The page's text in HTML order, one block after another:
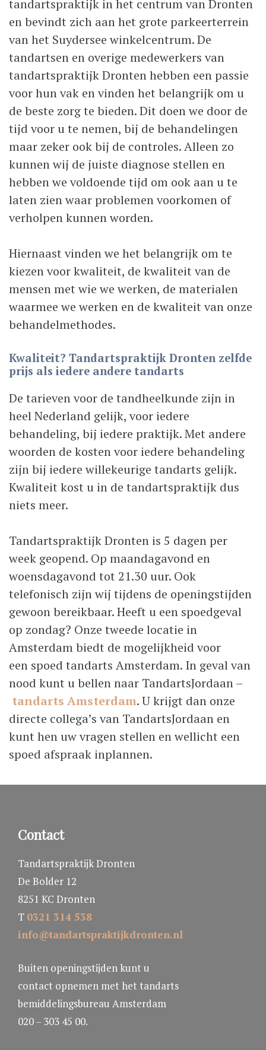
tandartspraktijk in het centrum van Dronten
en bevindt zich aan het grote parkeerterrein
van het Suydersee winkelcentrum. De
tandartsen en overige medewerkers van
tandartspraktijk Dronten hebben een passie
voor hun vak en vinden het belangrijk om u
de beste zorg te bieden. Dit doen we door de
tijd voor u te nemen, bij de behandelingen
maar zeker ook bij de controles. Alleen zo
kunnen wij de juiste diagnose stellen en
hebben we voldoende tijd om ook aan u te
laten zien waar problemen voorkomen of
verholpen kunnen worden.
Hiernaast vinden we het belangrijk om te
kiezen voor kwaliteit, de kwaliteit van de
mensen met wie we werken, de materialen
waarmee we werken en de kwaliteit van onze
behandelmethodes.
Kwaliteit? Tandartspraktijk Dronten zelfde
prijs als iedere andere tandarts
De tarieven voor de tandheelkunde zijn in
heel Nederland gelijk, voor iedere
behandeling, bij iedere praktijk. Met andere
woorden de kosten voor iedere behandeling
zijn bij iedere willekeurige tandarts gelijk.
Kwaliteit kost u in de tandartspraktijk dus
niets meer.
Tandartspraktijk Dronten is 5 dagen per
week geopend. Op maandagavond en
woensdagavond tot 21.30 uur. Ook
telefonisch zijn wij tijdens de openingstijden
gewoon bereikbaar. Heeft u een spoedgeval
op zondag? Onze tweede locatie in
Amsterdam biedt de mogelijkheid voor
een spoed tandarts Amsterdam. In geval van
nood kunt u bellen naar TandartsJordaan –
tandarts Amsterdam. U krijgt dan onze
directe collega’s van TandartsJordaan en
kunt hen uw vragen stellen en wellicht een
spoed afspraak inplannen.
Contact
Tandartspraktijk Dronten
De Bolder 12
8251 KC Dronten
T 0321 314 538
info@tandartspraktijkdronten.nl
Buiten openingstijden kunt u
contact opnemen met het tandarts
bemiddelingsbureau Amsterdam
020 – 303 45 00.